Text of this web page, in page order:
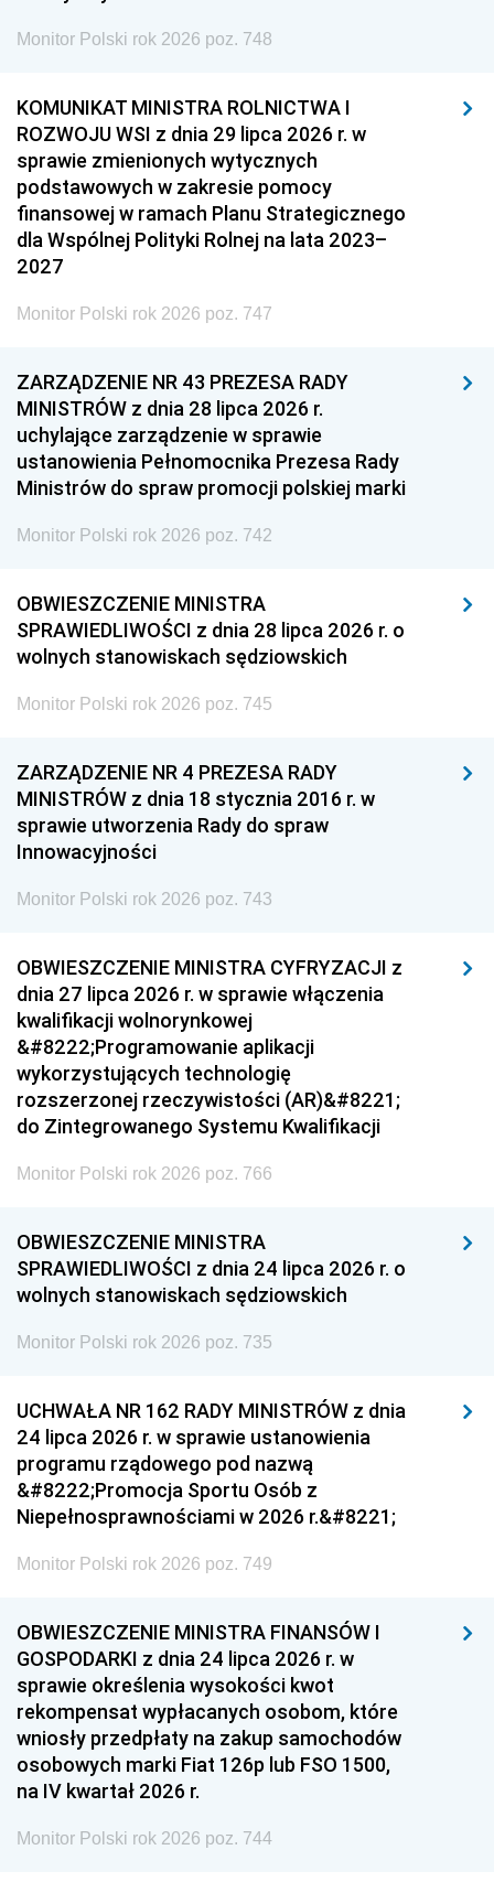
Monitor Polski rok 2026 poz. 748
KOMUNIKAT MINISTRA ROLNICTWA I
ROZWOJU WSI z dnia 29 lipca 2026 r. w
sprawie zmienionych wytycznych
podstawowych w zakresie pomocy
finansowej w ramach Planu Strategicznego
dla Wspólnej Polityki Rolnej na lata 2023–
2027
Monitor Polski rok 2026 poz. 747
ZARZĄDZENIE NR 43 PREZESA RADY
MINISTRÓW z dnia 28 lipca 2026 r.
uchylające zarządzenie w sprawie
ustanowienia Pełnomocnika Prezesa Rady
Ministrów do spraw promocji polskiej marki
Monitor Polski rok 2026 poz. 742
OBWIESZCZENIE MINISTRA
SPRAWIEDLIWOŚCI z dnia 28 lipca 2026 r. o
wolnych stanowiskach sędziowskich
Monitor Polski rok 2026 poz. 745
ZARZĄDZENIE NR 4 PREZESA RADY
MINISTRÓW z dnia 18 stycznia 2016 r. w
sprawie utworzenia Rady do spraw
Innowacyjności
Monitor Polski rok 2026 poz. 743
OBWIESZCZENIE MINISTRA CYFRYZACJI z
dnia 27 lipca 2026 r. w sprawie włączenia
kwalifikacji wolnorynkowej
&#8222;Programowanie aplikacji
wykorzystujących technologię
rozszerzonej rzeczywistości (AR)&#8221;
do Zintegrowanego Systemu Kwalifikacji
Monitor Polski rok 2026 poz. 766
OBWIESZCZENIE MINISTRA
SPRAWIEDLIWOŚCI z dnia 24 lipca 2026 r. o
wolnych stanowiskach sędziowskich
Monitor Polski rok 2026 poz. 735
UCHWAŁA NR 162 RADY MINISTRÓW z dnia
24 lipca 2026 r. w sprawie ustanowienia
programu rządowego pod nazwą
&#8222;Promocja Sportu Osób z
Niepełnosprawnościami w 2026 r.&#8221;
Monitor Polski rok 2026 poz. 749
OBWIESZCZENIE MINISTRA FINANSÓW I
GOSPODARKI z dnia 24 lipca 2026 r. w
sprawie określenia wysokości kwot
rekompensat wypłacanych osobom, które
wniosły przedpłaty na zakup samochodów
osobowych marki Fiat 126p lub FSO 1500,
na IV kwartał 2026 r.
Monitor Polski rok 2026 poz. 744